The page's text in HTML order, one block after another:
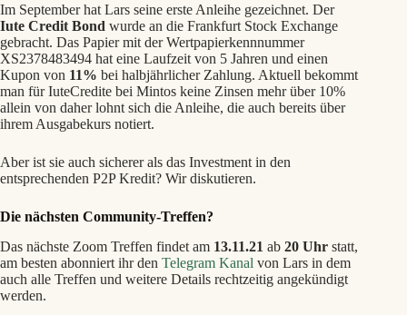
Im September hat Lars seine erste Anleihe gezeichnet. Der
Iute Credit Bond wurde an die Frankfurt Stock Exchange
gebracht. Das Papier mit der Wertpapierkennnummer
XS2378483494 hat eine Laufzeit von 5 Jahren und einen
Kupon von 11% bei halbjährlicher Zahlung. Aktuell bekommt
man für IuteCredite bei Mintos keine Zinsen mehr über 10%
allein von daher lohnt sich die Anleihe, die auch bereits über
ihrem Ausgabekurs notiert.
Aber ist sie auch sicherer als das Investment in den
entsprechenden P2P Kredit? Wir diskutieren.
Die nächsten Community-Treffen?
Das nächste Zoom Treffen findet am 13.11.21 ab 20 Uhr statt,
am besten abonniert ihr den Telegram Kanal von Lars in dem
auch alle Treffen und weitere Details rechtzeitig angekündigt
werden.